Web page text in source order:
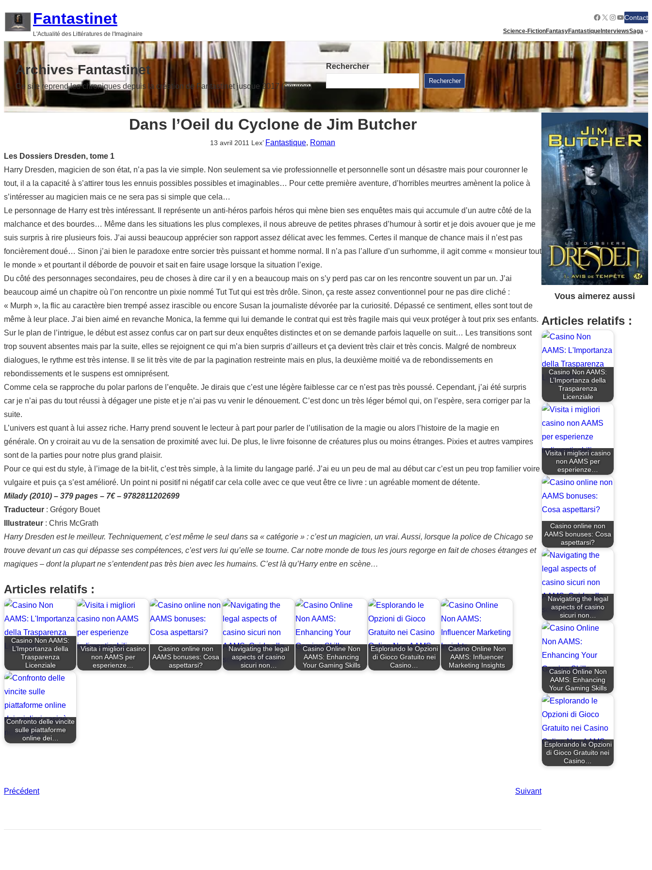
Fantastinet
L'Actualité des Littératures de l'Imaginaire
Facebook
X Instagram
YouTube
Contact
Science-FictionFantasyFantastiqueInterviewsSaga
Archives Fantastinet
Ce site reprend les chroniques depuis la création de Fantastinet jusque 2017 (environ)
Rechercher
Rechercher
Dans l’Oeil du Cyclone de Jim Butcher
13 avril 2011 Lex’ Fantastique, Roman
Les Dossiers Dresden, tome 1
Harry Dresden, magicien de son état, n’a pas la vie simple. Non seulement sa vie professionnelle et personnelle sont un désastre mais pour couronner le
tout, il a la capacité à s’attirer tous les ennuis possibles possibles et imaginables… Pour cette première aventure, d’horribles meurtres amènent la police à
s’intéresser au magicien mais ce ne sera pas si simple que cela…
Le personnage de Harry est très intéressant. Il représente un anti-héros parfois héros qui mène bien ses enquêtes mais qui accumule d’un autre côté de la
malchance et des bourdes… Même dans les situations les plus complexes, il nous abreuve de petites phrases d’humour à sortir et je dois avouer que je me
suis surpris à rire plusieurs fois. J’ai aussi beaucoup apprécier son rapport assez délicat avec les femmes. Certes il manque de chance mais il n’est pas
foncièrement doué… Sinon j’ai bien le paradoxe entre sorcier très puissant et homme normal. Il n’a pas l’allure d’un surhomme, il agit comme « monsieur tout
le monde » et pourtant il déborde de pouvoir et sait en faire usage lorsque la situation l’exige.
Du côté des personnages secondaires, peu de choses à dire car il y en a beaucoup mais on s’y perd pas car on les rencontre souvent un par un. J’ai
beaucoup aimé un chapitre où l’on rencontre un pixie nommé Tut Tut qui est très drôle. Sinon, ça reste assez conventionnel pour ne pas dire cliché :
« Murph », la flic au caractère bien trempé assez irascible ou encore Susan la journaliste dévorée par la curiosité. Dépassé ce sentiment, elles sont tout de
même à leur place. J’ai bien aimé en revanche Monica, la femme qui lui demande le contrat qui est très fragile mais qui veux protéger à tout prix ses enfants.
Sur le plan de l’intrigue, le début est assez confus car on part sur deux enquêtes distinctes et on se demande parfois laquelle on suit… Les transitions sont
trop souvent absentes mais par la suite, elles se rejoignent ce qui m’a bien surpris d’ailleurs et ça devient très clair et très concis. Malgré de nombreux
dialogues, le rythme est très intense. Il se lit très vite de par la pagination restreinte mais en plus, la deuxième moitié va de rebondissements en
rebondissements et le suspens est omniprésent.
Comme cela se rapproche du polar parlons de l’enquête. Je dirais que c’est une légère faiblesse car ce n’est pas très poussé. Cependant, j’ai été surpris
car je n’ai pas du tout réussi à dégager une piste et je n’ai pas vu venir le dénouement. C’est donc un très léger bémol qui, on l’espère, sera corriger par la
suite.
L’univers est quant à lui assez riche. Harry prend souvent le lecteur à part pour parler de l’utilisation de la magie ou alors l’histoire de la magie en
générale. On y croirait au vu de la sensation de proximité avec lui. De plus, le livre foisonne de créatures plus ou moins étranges. Pixies et autres vampires
sont de la parties pour notre plus grand plaisir.
Pour ce qui est du style, à l’image de la bit-lit, c’est très simple, à la limite du langage parlé. J’ai eu un peu de mal au début car c’est un peu trop familier voire
vulgaire et puis ça s’est amélioré. Un point ni positif ni négatif car cela colle avec ce que veut être ce livre : un agréable moment de détente.
Milady (2010) – 379 pages – 7€ – 9782811202699
Traducteur : Grégory Bouet
Illustrateur : Chris McGrath
Harry Dresden est le meilleur. Techniquement, c’est même le seul dans sa « catégorie » : c’est un magicien, un vrai. Aussi, lorsque la police de Chicago se
trouve devant un cas qui dépasse ses compétences, c’est vers lui qu’elle se tourne. Car notre monde de tous les jours regorge en fait de choses étranges et
magiques – dont la plupart ne s’entendent pas très bien avec les humains. C’est là qu’Harry entre en scène…
Articles relatifs :
Casino Non AAMS:
L’Importanza della
Trasparenza
Licenziale
Visita i migliori casino
non AAMS per
esperienze…
Casino online non
AAMS bonuses: Cosa
aspettarsi?
Navigating the legal
aspects of casino
sicuri non…
Casino Online Non
AAMS: Enhancing
Your Gaming Skills
Esplorando le Opzioni
di Gioco Gratuito nei
Casino…
Casino Online Non
AAMS: Influencer
Marketing Insights
Confronto delle vincite
sulle piattaforme
online dei…
Précédent Suivant
Vous aimerez aussi
Articles relatifs :
Casino Non AAMS:
L’Importanza della
Trasparenza
Licenziale
Visita i migliori casino
non AAMS per
esperienze…
Casino online non
AAMS bonuses: Cosa
aspettarsi?
Navigating the legal
aspects of casino
sicuri non…
Casino Online Non
AAMS: Enhancing
Your Gaming Skills
Esplorando le Opzioni
di Gioco Gratuito nei
Casino…